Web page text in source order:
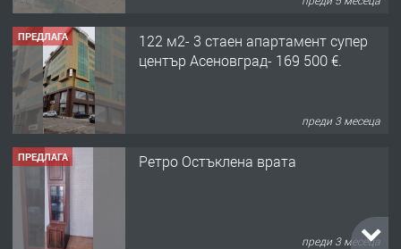
ПРЕДЛАГА
122 м2- 3 стаен апартамент супер
център Асеновград- 169 500 €.
преди 3 месеца
ПРЕДЛАГА Ретро Остъклена врата
преди 3 месеца